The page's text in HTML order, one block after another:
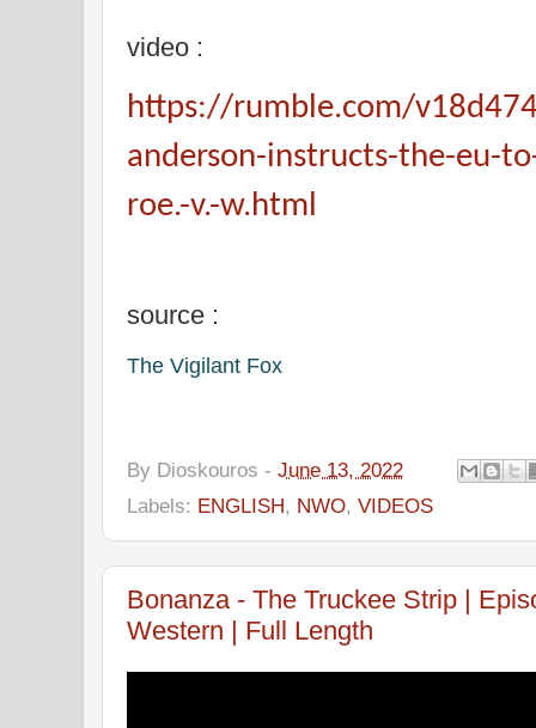
video :
https://rumble.com/
anderson-instructs-the-eu-
roe.-v.-w.html
source :
The Vigilant Fox
By Dioskouros - June 13, 2022
Labels: ENGLISH, NWO, VIDEOS
Bonanza - The Truckee Strip |
Western | Full Length